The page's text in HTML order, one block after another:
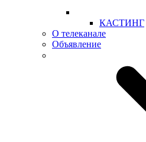
КАСТИНГ
О телеканале
Объявление